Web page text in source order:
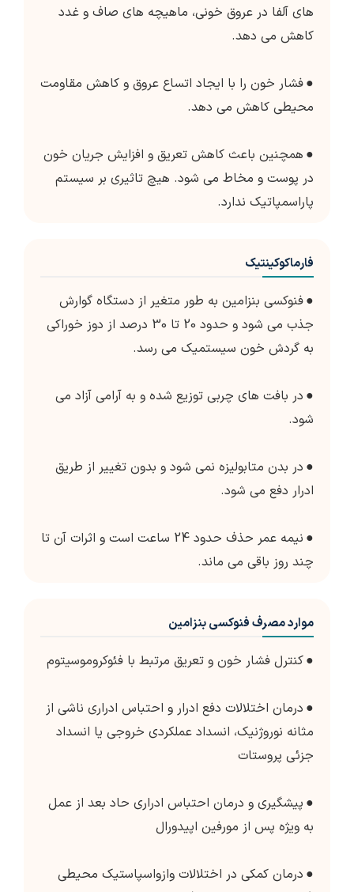
های آلفا در عروق خونی، ماهیچه های صاف و غدد
کاهش می دهد.
●فشار خون را با ایجاد اتساع عروق و کاهش مقاومت
محیطی کاهش می دهد.
● همچنین باعث کاهش تعریق و افزایش جریان خون
در پوست و مخاط می شود. هیچ تاثیری بر سیستم
پاراسمپاتیک ندارد.
فارماکوکینتیک
●فنوکسی بنزامین به طور متغیر از دستگاه گوارش
جذب می شود و حدود 20 تا 30 درصد از دوز خوراکی
به گردش خون سیستمیک می رسد.
● در بافت های چربی توزیع شده و به آرامی آزاد می
شود.
● در بدن متابولیزه نمی شود و بدون تغییر از طریق
ادرار دفع می شود.
●
نیمه عمر حذف حدود 24 ساعت است و اثرات آن تا
چند روز باقی می ماند.
موارد مصرف فنوکسی بنزامین
●کنترل فشار خون و تعریق مرتبط با فئوکروموسیتوم
● درمان اختلالات دفع ادرار و احتباس ادراری ناشی از
مثانه نوروژنیک، انسداد عملکردی خروجی یا انسداد
جزئی پروستات
● پیشگیری و درمان احتباس ادراری حاد بعد از عمل
به ویژه پس از مورفین اپیدورال
● درمان کمکی در اختلالات وازواسپاستیک محیطی